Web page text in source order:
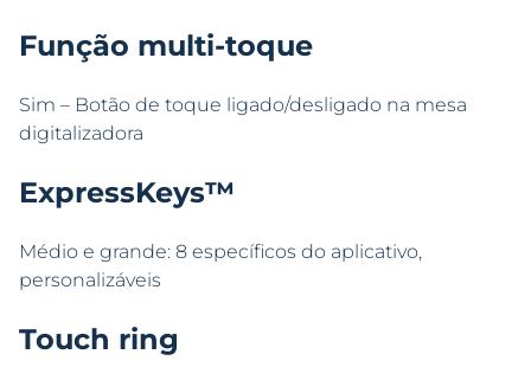
Função multi-toque
Sim – Botão de toque ligado/desligado na mesa
digitalizadora
ExpressKeys™
Médio e grande: 8 específicos do aplicativo,
personalizáveis
Touch ring